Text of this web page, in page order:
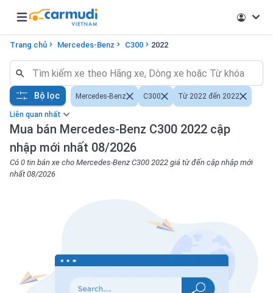
Open main menu
Trang chủ Mercedes-Benz C300 2022
Liên quan nhất
Mua bán Mercedes-Benz C300 2022 cập
nhập mới nhất 08/2026
Có 0 tin bán xe cho Mercedes-Benz C300 2022 giá từ đến cập nhập mới
nhất 08/2026
Bộ lọc Mercedes-Benz C300 Từ 2022 đến 2022